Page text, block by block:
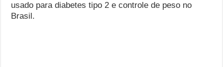
usado para diabetes tipo 2 e controle de peso no
Brasil.